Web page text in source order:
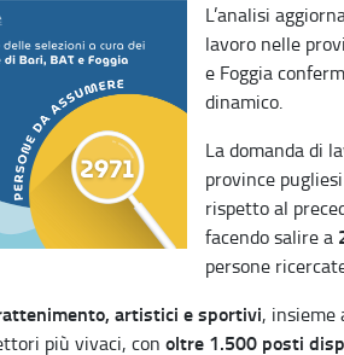
L’analisi
lavoro nelle
e Foggia
dinamico.
La domanda di
province
rispetto al
facendo salire a
persone
artistici e sportivi, insieme
più vivaci, con oltre 1.500 posti